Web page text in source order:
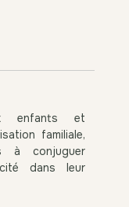
enfants et
familiale,
à conjuguer
dans leur